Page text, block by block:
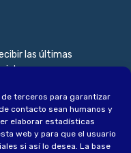
terceros para garantizar
contacto sean humanos y
elaborar estadísticas
web y para que el usuario
si así lo desea. La base
las últimas